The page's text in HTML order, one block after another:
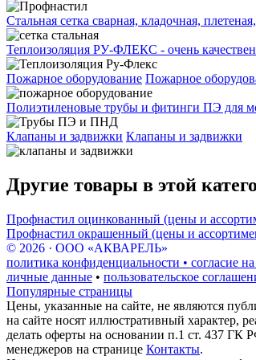
Стальная сетка сварная, кладочная,
Теплоизоляция РУ-ФЛЕКС - очень
Пожарное оборудование Пожарное
Полиэтиленовые трубы и фитинги ПЭ для
Клапаны и задвижки Клапаны и задвижки
Другие товары в этой
Профнастил оцинкованный (цены и
Профнастил окрашенный (цены и
© 2026 · ООО «АКВАРЕЛЬ»
политика конфиденциальности • согласие
личные данные • пользовательское
Популярные страницы
Цены, указанные на сайте, не являются
на сайте носят иллюстративный характер,
делать оферты на основании п.1 ст. 437 ГК
менеджеров на странице Контакты.